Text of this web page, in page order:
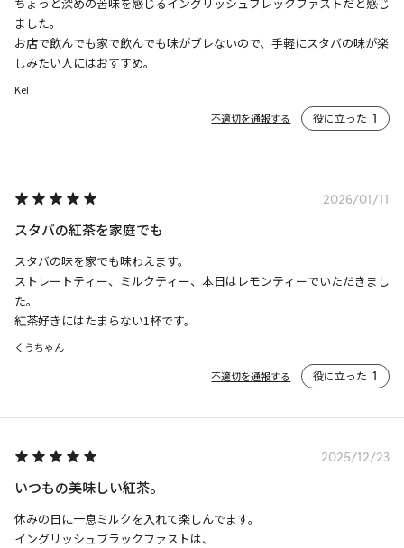
ました。
お店で飲んでも家で飲んでも味がブレないので、手軽にスタバの味が楽
しみたい人にはおすすめ。
KeI
不適切を通報する 役に立った 1
2026/01/11
スタバの紅茶を家庭でも
スタバの味を家でも味わえます。
ストレートティー、ミルクティー、本日はレモンティーでいただきまし
た。
紅茶好きにはたまらない1杯です。
くうちゃん
不適切を通報する 役に立った 1
2025/12/23
いつもの美味しい紅茶。
休みの日に一息ミルクを入れて楽しんでます。
イングリッシュブラックファストは、